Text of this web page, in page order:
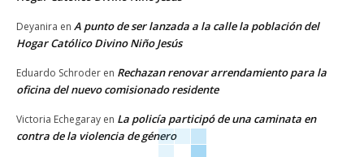
Deyanira en A punto de ser lanzada a la calle la población del
Hogar Católico Divino Niño Jesús
Eduardo Schroder en Rechazan renovar arrendamiento para la
oficina del nuevo comisionado residente
Victoria Echegaray en La policía participó de una caminata en
contra de la violencia de género